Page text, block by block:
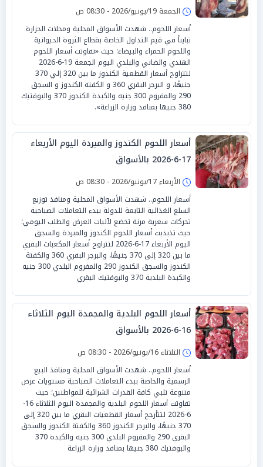
الجمعة 19/يونيو/2026 - 08:30 ص
أسعار اللحوم.. شهدت الأسواق المحلية ومحلات الجزارة
تبايناً في قيم التداول الخاصة بقطاع الثروة الحيوانية
واللحوم الحمراء والبيضاء؛ حيث «تفاوتت أسعار اللحوم
الهندي والضاني والبلدي اليوم الجمعة 19-6-2026
لتتراوح أسعار القطعية الكندوز ما بين 320 إلي 370
جنيهًا، و البرجر البقري 360 و الكفتة الكندوز و السجق
290 والمفروم 300 جنيه والكبدة الكندوز 370 والبوفتيك
380 جنيها بمنافذ وزارة الزراعة».
أسعار اللحوم الكندوز والمبردة اليوم الأربعاء
17-6-2026 بالأسواق
الأربعاء 17/يونيو/2026 - 08:30 ص
أسعار اللحوم.. شهدت الأسواق المحلية ومنافذ توزيع
السلع الغذائية التابعة للدولة ببدء التعاملات الصباحية
تحركات سعرية مرنة تخضع لآليات العرض والطلب اليومي؛
حيث تذبذبت أسعار اللحوم الكندوز والمبردة والسجق
اليوم الأربعاء 17-6-2026 لتتراوح أسعار المكعبات البقري
ما بين 320 إلى 370 جنيهًا، والبرجر البقري 360 والكفتة
الكندوز والسجق الكندوز 290 والمفروم البلدي 300 جنيه
والكبدة البلدية 370 والبوفتيك البقري
أسعار اللحوم البلدية والمجمدة اليوم الثلاثاء
16-6-2026 بالأسواق
الثلاثاء 16/يونيو/2026 - 08:30 ص
أسعار اللحوم.. شهدت الأسواق المحلية ومنافذ البيع
الرسمية والخاصة ببدء التعاملات الصباحية مستويات عرض
متنوعة تلبي كافة القدرات الشرائية للمواطنين؛ حيث
تفاوتت أسعار اللحوم البلدية والمجمدة اليوم الثلاثاء 16-
6-2026 لتتأرجح أسعار القطعيات البقري ما بين 320 إلى
370 جنيهًا، والبرجر الكندوز 360 والكفتة الكندوز والسجق
البقري 290 والمفروم البلدي 300 جنيه والكبدة 370
والبوفتيك 380 جنيها بمنافذ وزارة الزراعة